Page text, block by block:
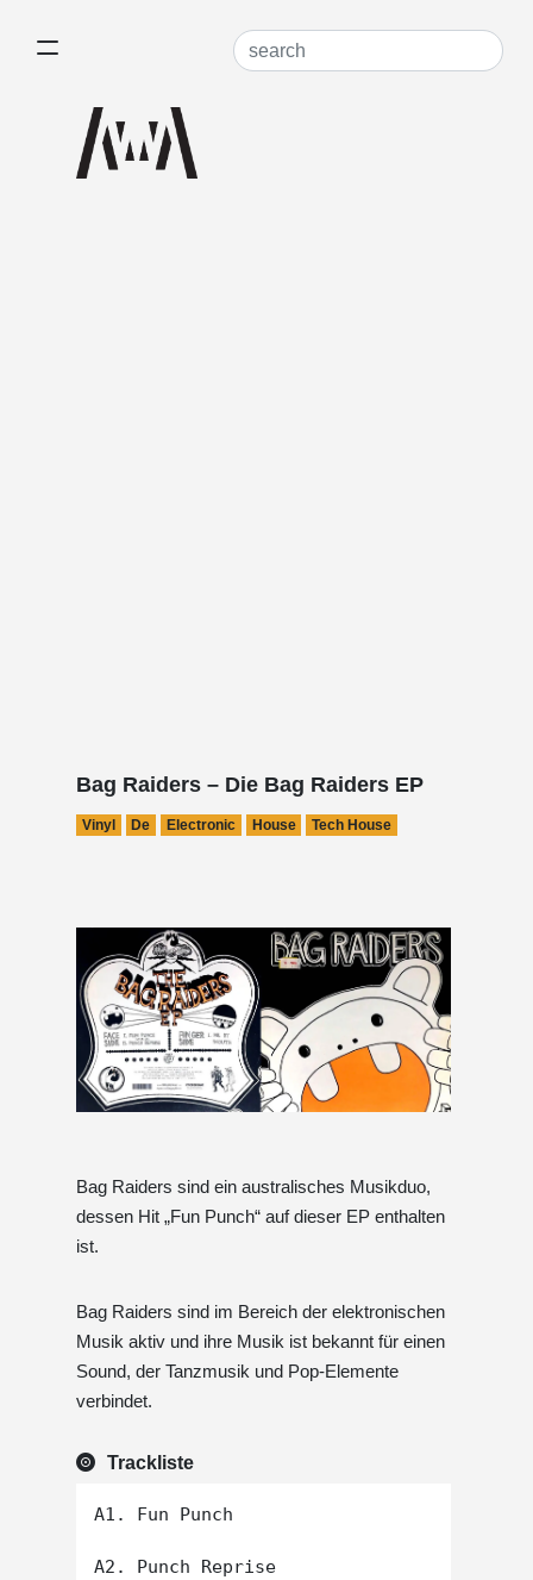
Bag Raiders – Die Bag Raiders EP
Vinyl De Electronic House Tech House
Bag Raiders sind ein australisches Musikduo,
dessen Hit „Fun Punch“ auf dieser EP enthalten
ist.
Bag Raiders sind im Bereich der elektronischen
Musik aktiv und ihre Musik ist bekannt für einen
Sound, der Tanzmusik und Pop-Elemente
verbindet.
Trackliste
A1. Fun Punch
A2. Punch Reprise